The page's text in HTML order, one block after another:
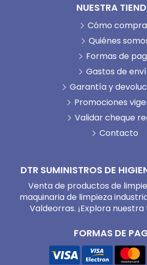
DTR SUMINISTROS DE
Venta de productos de
maquinaria de limpieza
Valdeorras. ¡Explora
FORMAS DE
NUESTRA
Cómo
Quiénes
Formas de
Gastos de
Garantía y
Promociones
Validar cheque
Contacto